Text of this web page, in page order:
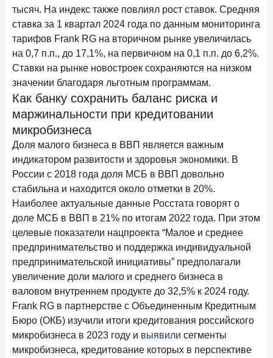
Я согласен с условиямиобработки данных
Куда уходят деньги? Frank RG исследует рынок
вкладов
6 марта 2026 года
По итогам февраля 2026 года объем выдач кредитов
составил 748,4 млрд руб.
25 февраля 2026 года ИССЛЕДОВАНИЕ
Ипотека. Итоги работы крупнейших ипотечных банков
в январе 2026 года
18 февраля 2026 года ИССЛЕДОВАНИЕ
Не по цене, а по ценности: как россияне выбирали
17 февраля 2026 года ИССЛЕДОВАНИЕ
Бизнес на маркетплейсах: новичкам здесь больше не
место
6 февраля 2026 года ИССЛЕДОВАНИЕ
По итогам января 2026 года объем выдач кредитов
составил 822,8 млрд руб.
тысяч. На индекс также повлиял рост ставок. Средняя
ставка за 1 квартал 2024 года по данным мониторинга
тарифов Frank RG на вторичном рынке увеличилась
на 0,7 п.п., до 17,1%, на первичном на 0,1 п.п. до 6,2%.
Ставки на рынке новостроек сохраняются на низком
значении благодаря льготным программам.
Как банку сохранить баланс риска и
маржинальности при кредитовании
микробизнеса
Доля малого бизнеса в ВВП является важным
индикатором развитости и здоровья экономики. В
России с 2018 года доля МСБ в ВВП довольно
стабильна и находится около отметки в 20%.
Наиболее актуальные данные Росстата говорят о
доле МСБ в ВВП в 21% по итогам 2022 года. При этом
целевые показатели нацпроекта “Малое и среднее
предпринимательство и поддержка индивидуальной
предпринимательской инициативы” предполагали
увеличение доли малого и среднего бизнеса в
валовом внутреннем продукте до 32,5% к 2024 году.
Frank RG в партнерстве с Объединенным Кредитным
Бюро (ОКБ) изучили итоги кредитования российского
микробизнеса в 2023 году и выявили сегменты
микробизнеса, кредитование которых в перспективе